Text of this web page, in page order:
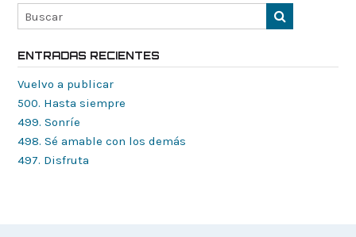
ENTRADAS RECIENTES
Vuelvo a publicar
500. Hasta siempre
499. Sonríe
498. Sé amable con los demás
497. Disfruta